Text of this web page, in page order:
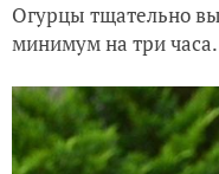
Огурцы тщательно
минимум на три часа.